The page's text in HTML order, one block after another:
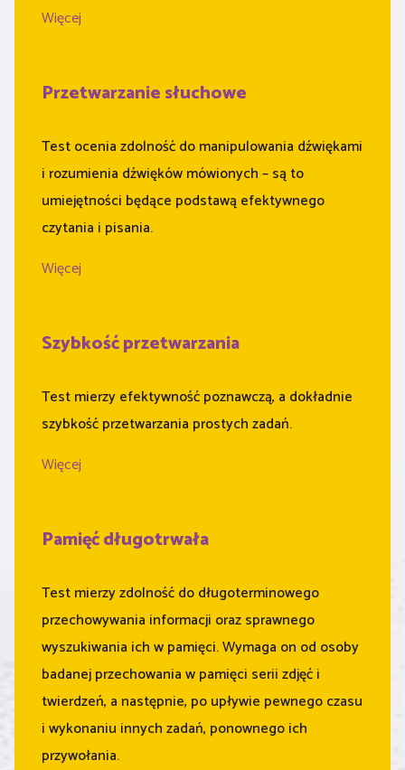
Więcej
Przetwarzanie słuchowe
Test ocenia zdolność do manipulowania dźwiękami
i rozumienia dźwięków mówionych – są to
umiejętności będące podstawą efektywnego
czytania i pisania.
Więcej
Szybkość przetwarzania
Test mierzy efektywność poznawczą, a dokładnie
szybkość przetwarzania prostych zadań.
Więcej
Pamięć długotrwała
Test mierzy zdolność do długoterminowego
przechowywania informacji oraz sprawnego
wyszukiwania ich w pamięci. Wymaga on od osoby
badanej przechowania w pamięci serii zdjęć i
twierdzeń, a następnie, po upływie pewnego czasu
i wykonaniu innych zadań, ponownego ich
przywołania.